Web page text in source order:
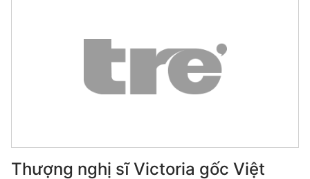
Thượng nghị sĩ Victoria gốc Việt